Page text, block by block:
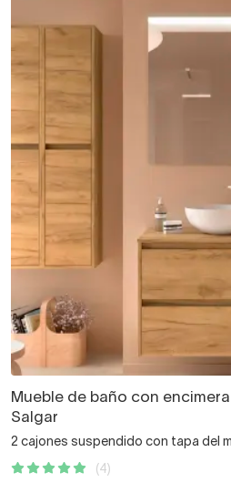
Mueble de baño con
Salgar
2 cajones suspendido con tapa del
(4)